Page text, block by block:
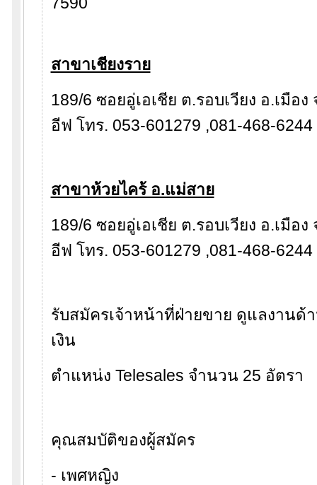
สาขาเชียงราย
189/6 ซอยอู่เอเชีย ต.รอบเวียง อ.เมือ
อีฟ โทร. 053-601279 ,081-468-6244
สาขาห้วยไคร้ อ.แม่สาย
189/6 ซอยอู่เอเชีย ต.รอบเวียง อ.เมือ
อีฟ โทร. 053-601279 ,081-468-6244
รับสมัครเจ้าหน้าที่ฝ่ายขาย ดูแลงานด้
เงิน
ตำแหน่ง Telesales จำนวน 25 อัตรา
คุณสมบัติของผู้สมัคร
- เพศหญิง